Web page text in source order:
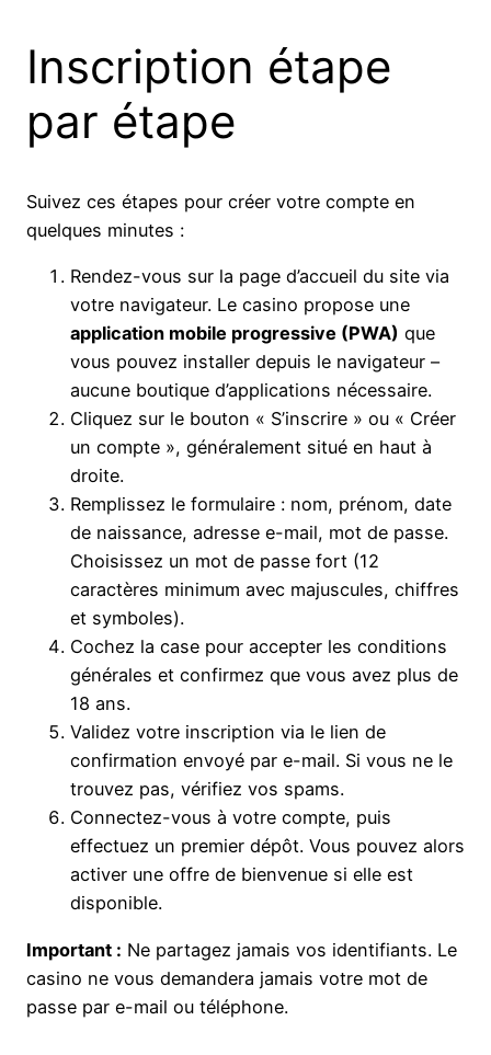
Inscription étape
par étape
Suivez ces étapes pour créer votre compte en
quelques minutes :
Rendez-vous sur la page d’accueil du site via
votre navigateur. Le casino propose une
application mobile progressive (PWA) que
vous pouvez installer depuis le navigateur –
aucune boutique d’applications nécessaire.
Cliquez sur le bouton « S’inscrire » ou « Créer
un compte », généralement situé en haut à
droite.
Remplissez le formulaire : nom, prénom, date
de naissance, adresse e-mail, mot de passe.
Choisissez un mot de passe fort (12
caractères minimum avec majuscules, chiffres
et symboles).
Cochez la case pour accepter les conditions
générales et confirmez que vous avez plus de
18 ans.
Validez votre inscription via le lien de
confirmation envoyé par e-mail. Si vous ne le
trouvez pas, vérifiez vos spams.
Connectez-vous à votre compte, puis
effectuez un premier dépôt. Vous pouvez alors
activer une offre de bienvenue si elle est
disponible.
Important : Ne partagez jamais vos identifiants. Le
casino ne vous demandera jamais votre mot de
passe par e-mail ou téléphone.